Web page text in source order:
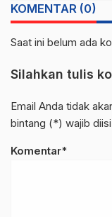
KOMENTAR (0)
Saat ini belum ada
Silahkan tulis
Email Anda tidak
bintang (*) wajib diisi
Komentar*